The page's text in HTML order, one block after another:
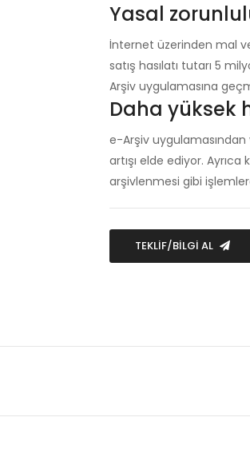
Yasal
İnternet üzerinden mal
satış hasılatı tutarı 5
Arşiv uygulamasına
Daha yüksek
e-Arşiv
artışı elde ediyor. Ayrıca
arşivlenmesi gibi
TEKLİF/BİLGİ AL